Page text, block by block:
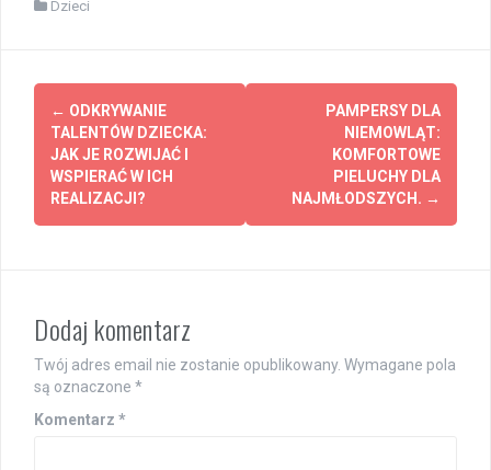
Dzieci
Post
navigation
← ODKRYWANIE
TALENTÓW DZIECKA:
JAK JE ROZWIJAĆ I
WSPIERAĆ W ICH
REALIZACJI?
PAMPERSY DLA
NIEMOWLĄT:
KOMFORTOWE
PIELUCHY DLA
NAJMŁODSZYCH. →
Dodaj komentarz
Twój adres email nie zostanie opublikowany. Wymagane pola
są oznaczone *
Komentarz *